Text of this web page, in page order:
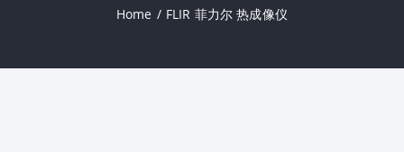
Home / FLIR 菲力尔 热成像仪